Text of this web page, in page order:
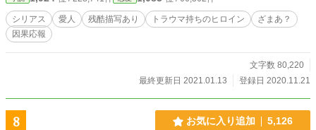
シリアス 愛人 残酷描写あり トラウマ持ちのヒロイン
ざまあ？
因果応報
文字数 80,220
最終更新日 2021.01.13
登録日 2020.11.21
8 お気に入り追加 5,126